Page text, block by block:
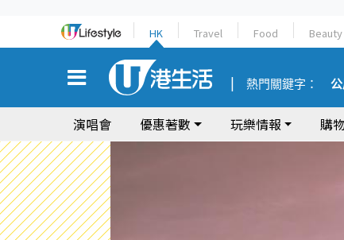
HK Travel Food Beauty
熱門關鍵字：
演唱會 優惠著數 玩樂情報 購